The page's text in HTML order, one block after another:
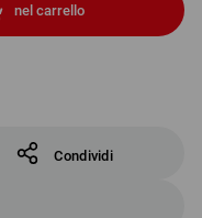
nel carrello
Condividi